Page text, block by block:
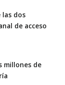
dos
de acceso
millones de